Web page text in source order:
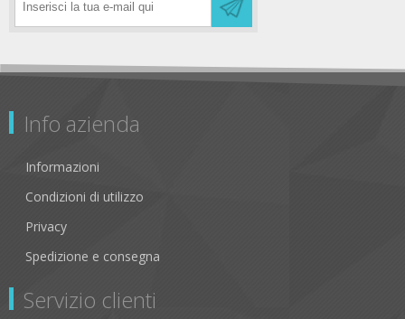
Info azienda
Informazioni
Condizioni di utilizzo
Privacy
Spedizione e consegna
Servizio clienti